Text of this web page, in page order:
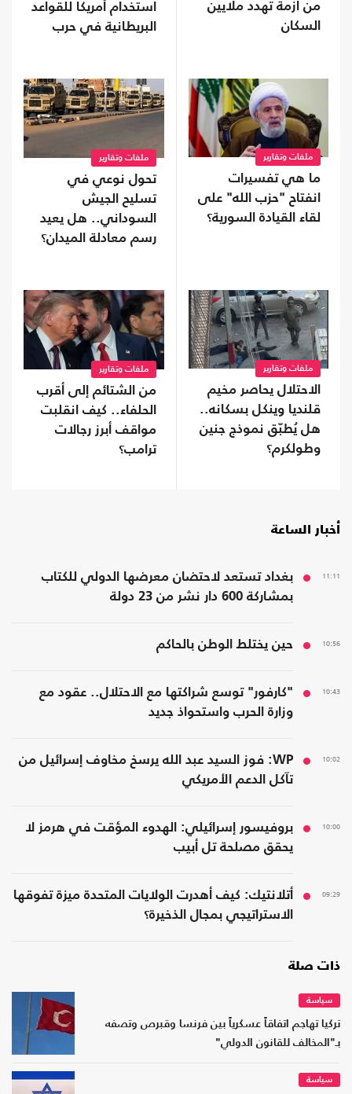
من أزمة تهدد ملايين
السكان
استخدام أمريكا للقواعد
البريطانية في حرب
ملفات وتقارير
ما هي تفسيرات
انفتاح "حزب الله" على
لقاء القيادة السورية؟
ملفات وتقارير
تحول نوعي في
تسليح الجيش
السوداني.. هل يعيد
رسم معادلة الميدان؟
ملفات وتقارير
الاحتلال يحاصر مخيم
قلنديا وينكل بسكانه..
هل يُطبّق نموذج جنين
وطولكرم؟
ملفات وتقارير
من الشتائم إلى أقرب
الحلفاء.. كيف انقلبت
مواقف أبرز رجالات
ترامب؟
أخبار الساعة
11:11
بغداد تستعد لاحتضان معرضها الدولي للكتاب
بمشاركة 600 دار نشر من 23 دولة
10:56 حين يختلط الوطن بالحاكم
10:43
"كارفور" توسع شراكتها مع الاحتلال.. عقود مع
وزارة الحرب واستحواذ جديد
10:02
WP: فوز السيد عبد الله يرسخ مخاوف إسرائيل من
تآكل الدعم الأمريكي
10:00
بروفيسور إسرائيلي: الهدوء المؤقت في هرمز لا
يحقق مصلحة تل أبيب
09:29
أتلانتيك: كيف أهدرت الولايات المتحدة ميزة تفوقها
الاستراتيجي بمجال الذخيرة؟
ذات صلة
سياسة
تركيا تهاجم اتفاقاً عسكرياً بين فرنسا وقبرص وتصفه
بـ"المخالف للقانون الدولي"
سياسة